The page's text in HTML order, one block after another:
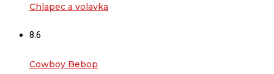
Chlapec a volavka
8.6
Cowboy Bebop